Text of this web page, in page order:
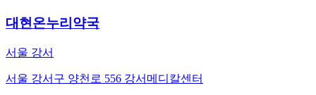
대현온누리약국
서울 강서
서울 강서구 양천로 556 강서메디칼센터